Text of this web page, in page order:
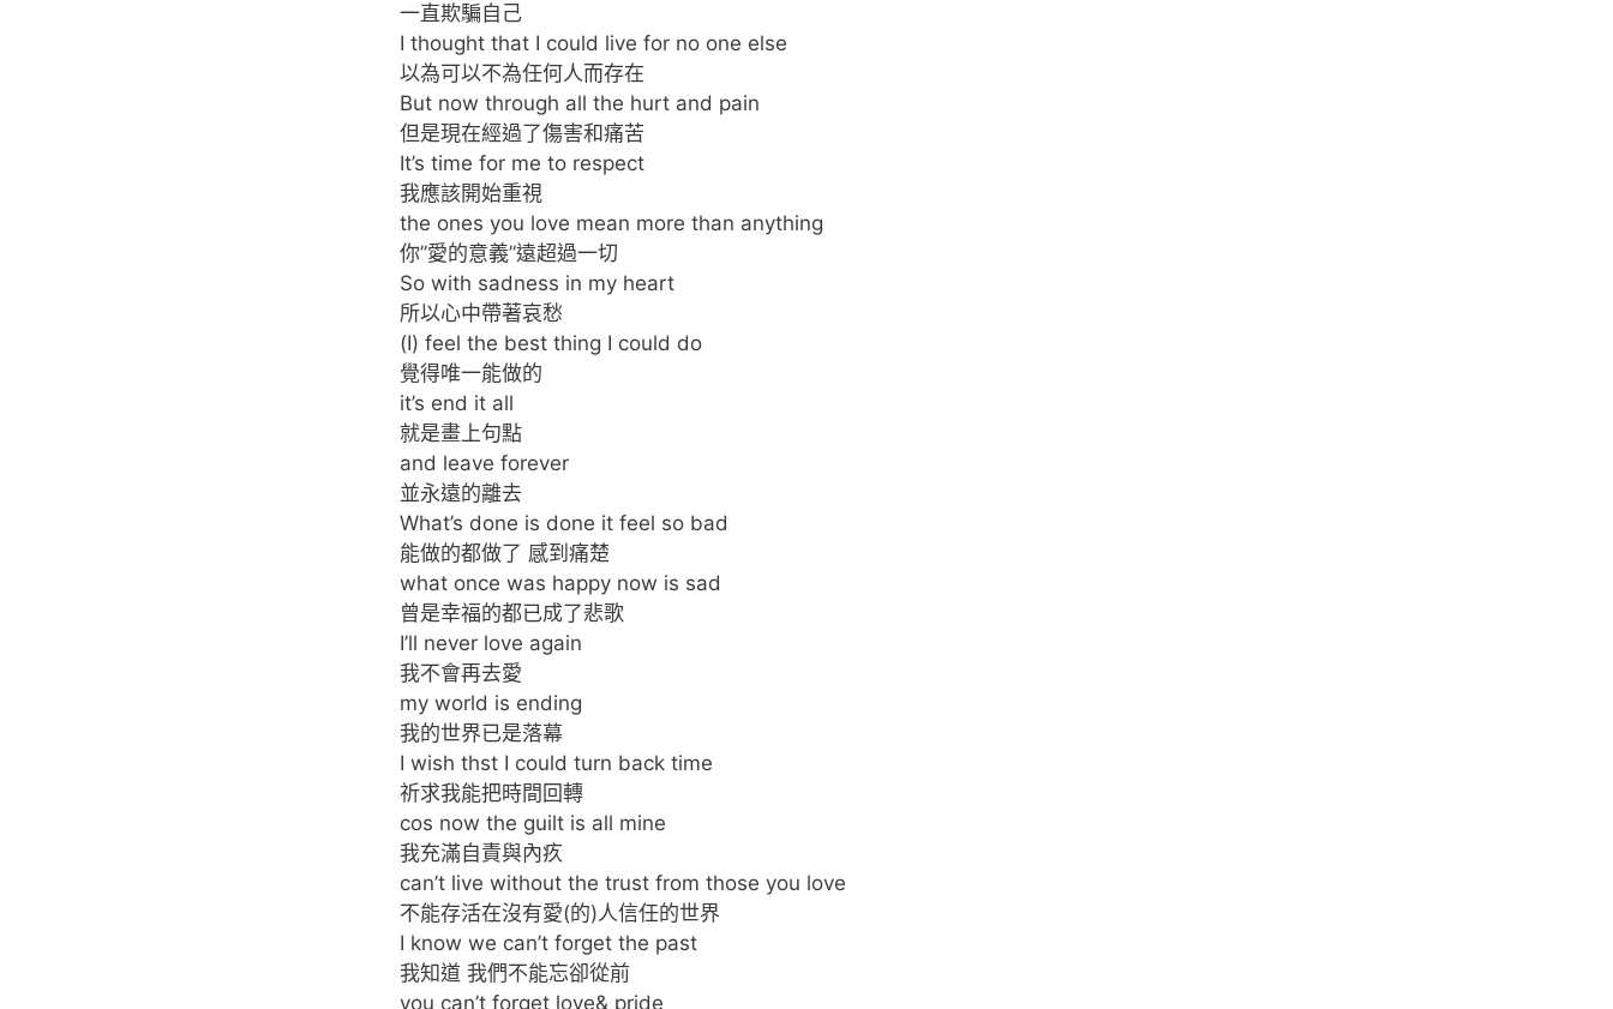
一直欺騙自己
I thought that I could live for no one else
以為可以不為任何人而存在
But now through all the hurt and pain
但是現在經過了傷害和痛苦
It’s time for me to respect
我應該開始重視
the ones you love mean more than anything
你”愛的意義”遠超過一切
So with sadness in my heart
所以心中帶著哀愁
(I) feel the best thing I could do
覺得唯一能做的
it’s end it all
就是畫上句點
and leave forever
並永遠的離去
What’s done is done it feel so bad
能做的都做了 感到痛楚
what once was happy now is sad
曾是幸福的都已成了悲歌
I’ll never love again
我不會再去愛
my world is ending
我的世界已是落幕
I wish thst I could turn back time
祈求我能把時間回轉
cos now the guilt is all mine
我充滿自責與內疚
can’t live without the trust from those you love
不能存活在沒有愛(的)人信任的世界
I know we can’t forget the past
我知道 我們不能忘卻從前
you can’t forget love& pride